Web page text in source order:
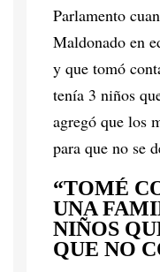
Parlamento
Maldonado en
y que tomó
tenía 3 niños
agregó que los
para que no se
“TOMÉ
UNA
NIÑOS
QUE NO